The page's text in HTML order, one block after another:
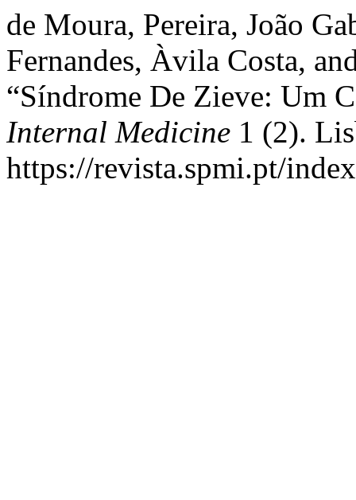
de Moura, Pereira, João
Fernandes, Àvila Costa,
“Síndrome De Zieve: Um
Internal Medicine 1 (2).
https://revista.spmi.pt/